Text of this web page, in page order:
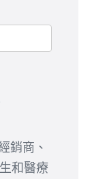
銷商、
和醫療